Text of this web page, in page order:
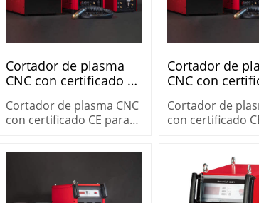
Cortador de plasma
CNC con certificado CE
dulce procut HD200W
Cortador de plasma CNC
con certificado CE para
procut
Cortador de
CNC con
dulce procut
Cortador de
con certificado